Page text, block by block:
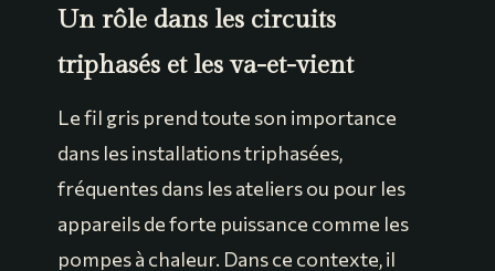
Un rôle dans les circuits
triphasés et les va-et-vient
Le fil gris prend toute son importance
dans les installations triphasées,
fréquentes dans les ateliers ou pour les
appareils de forte puissance comme les
pompes à chaleur. Dans ce contexte, il